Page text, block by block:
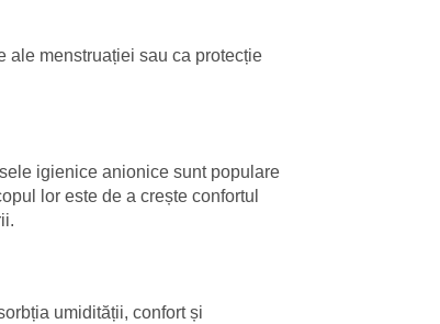
ale menstruației sau ca protecție
igienice anionice sunt populare
lor este de a crește confortul
umidității, confort și